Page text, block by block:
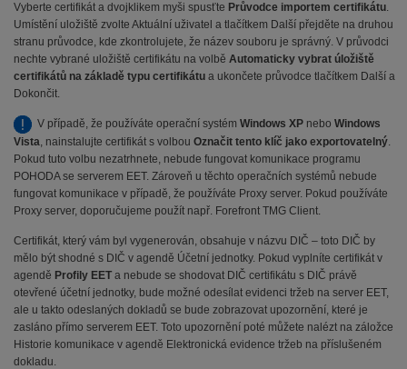
Vyberte certifikát a dvojklikem myši spusťte Průvodce importem certifikátu.
Umístění uložiště zvolte Aktuální uživatel a tlačítkem Další přejděte na druhou
stranu průvodce, kde zkontrolujete, že název souboru je správný. V průvodci
nechte vybrané uložiště certifikátu na volbě Automaticky vybrat úložiště
certifikátů na základě typu certifikátu a ukončete průvodce tlačítkem Další a
Dokončit.
V případě, že používáte operační systém Windows XP nebo Windows
Vista, nainstalujte certifikát s volbou Označit tento klíč jako exportovatelný.
Pokud tuto volbu nezatrhnete, nebude fungovat komunikace programu
POHODA se serverem EET. Zároveň u těchto operačních systémů nebude
fungovat komunikace v případě, že používáte Proxy server. Pokud používáte
Proxy server, doporučujeme použít např. Forefront TMG Client.
Certifikát, který vám byl vygenerován, obsahuje v názvu DIČ – toto DIČ by
mělo být shodné s DIČ v agendě Účetní jednotky. Pokud vyplníte certifikát v
agendě Profily EET a nebude se shodovat DIČ certifikátu s DIČ právě
otevřené účetní jednotky, bude možné odesílat evidenci tržeb na server EET,
ale u takto odeslaných dokladů se bude zobrazovat upozornění, které je
zasláno přímo serverem EET. Toto upozornění poté můžete nalézt na záložce
Historie komunikace v agendě Elektronická evidence tržeb na příslušeném
dokladu.